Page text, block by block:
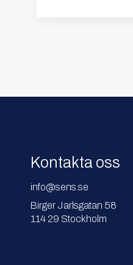
Kontakta oss
info@sens.se
Birger Jarlsgatan 58
114 29 Stockholm